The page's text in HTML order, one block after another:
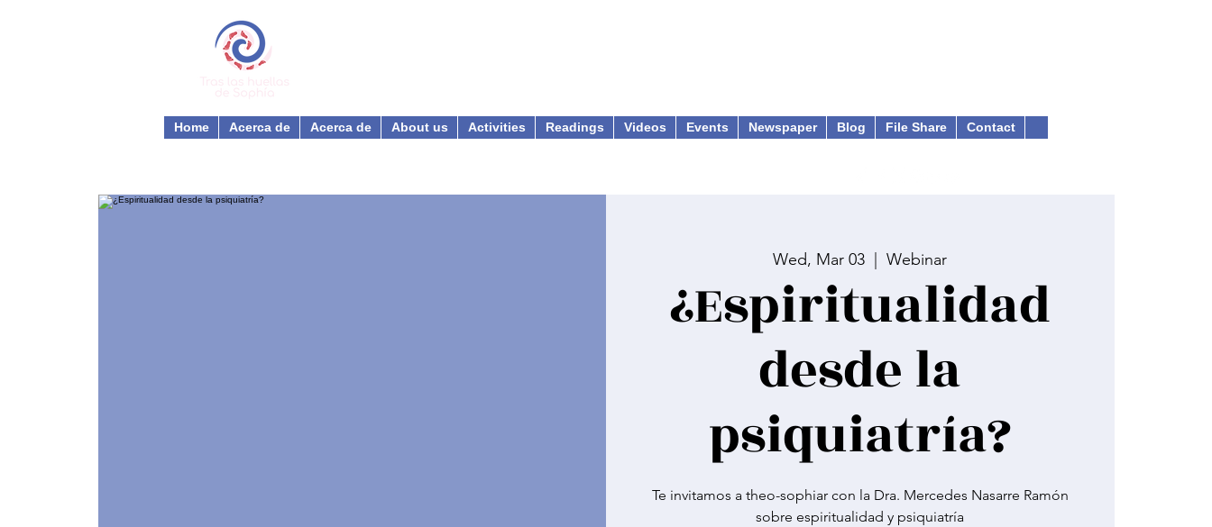
Home Acerca de Acerca de About us Activities Readings Videos Events Newspaper Blog File Share Contact
Wed, Mar 03
  |
Webinar
¿Espiritualidad
desde la
psiquiatría?
Te invitamos a theo-sophiar con la Dra. Mercedes Nasarre Ramón
sobre espiritualidad y psiquiatría